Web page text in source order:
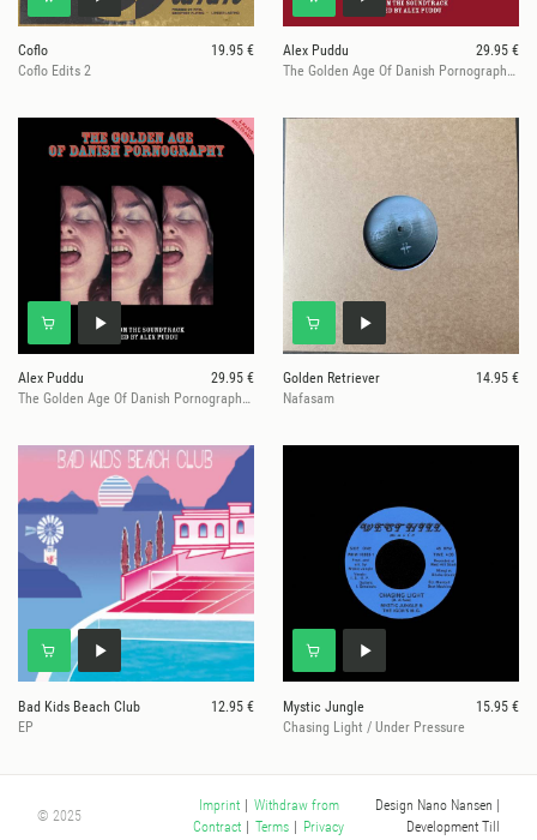
Coflo
19.95 €
Coflo Edits 2
Alex Puddu
29.95 €
The Golden Age Of Danish Pornography 2
Alex Puddu
29.95 €
The Golden Age Of Danish Pornography 1
Golden Retriever
14.95 €
Nafasam
Bad Kids Beach Club
12.95 €
EP
Mystic Jungle
15.95 €
Chasing Light / Under Pressure
© 2025
Imprint
Withdraw from
Contract
Terms Privacy
Design Nano Nansen |
Development Till